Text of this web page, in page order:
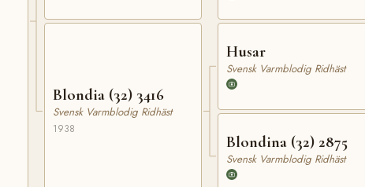
Blondia (32) 3416
Svensk Varmblodig Ridhäst
1938
Husar
Svensk Varmblodig Ridhäst
Blondina (32) 2875
Svensk Varmblodig Ridhäst